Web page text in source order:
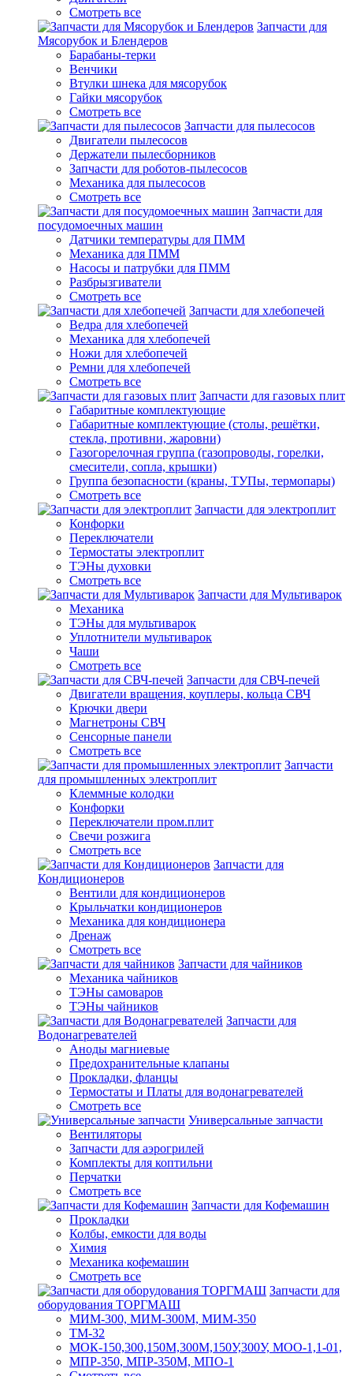
Смотреть все
Запчасти для
Мясорубок и Блендеров
Барабаны-терки
Венчики
Втулки шнека для мясорубок
Гайки мясорубок
Смотреть все
Запчасти для пылесосов
Двигатели пылесосов
Держатели пылесборников
Запчасти для роботов-пылесосов
Механика для пылесосов
Смотреть все
Запчасти для
посудомоечных машин
Датчики температуры для ПММ
Механика для ПММ
Насосы и патрубки для ПММ
Разбрызгиватели
Смотреть все
Запчасти для хлебопечей
Ведра для хлебопечей
Механика для хлебопечей
Ножи для хлебопечей
Ремни для хлебопечей
Смотреть все
Запчасти для газовых плит
Габаритные комплектующие
Габаритные комплектующие (столы, решётки,
стекла, противни, жаровни)
Газогорелочная группа (газопроводы, горелки,
смесители, сопла, крышки)
Группа безопасности (краны, ТУПы, термопары)
Смотреть все
Запчасти для электроплит
Конфорки
Переключатели
Термостаты электроплит
ТЭНы духовки
Смотреть все
Запчасти для Мультиварок
Механика
ТЭНы для мультиварок
Уплотнители мультиварок
Чаши
Смотреть все
Запчасти для СВЧ-печей
Двигатели вращения, коуплеры, кольца СВЧ
Крючки двери
Магнетроны СВЧ
Сенсорные панели
Смотреть все
Запчасти
для промышленных электроплит
Клеммные колодки
Конфорки
Переключатели пром.плит
Свечи розжига
Смотреть все
Запчасти для
Кондиционеров
Вентили для кондиционеров
Крыльчатки кондиционеров
Механика для кондиционера
Дренаж
Смотреть все
Запчасти для чайников
Механика чайников
ТЭНы самоваров
ТЭНы чайников
Запчасти для
Водонагревателей
Аноды магниевые
Предохранительные клапаны
Прокладки, фланцы
Термостаты и Платы для водонагревателей
Смотреть все
Универсальные запчасти
Вентиляторы
Запчасти для аэрогрилей
Комплекты для коптильни
Перчатки
Смотреть все
Запчасти для Кофемашин
Прокладки
Колбы, емкости для воды
Химия
Механика кофемашин
Смотреть все
Запчасти для
оборудования ТОРГМАШ
МИМ-300, МИМ-300М, МИМ-350
ТМ-32
МОК-150,300,150М,300М,150У,300У, МОО-1,1-01,
МПР-350, МПР-350М, МПО-1